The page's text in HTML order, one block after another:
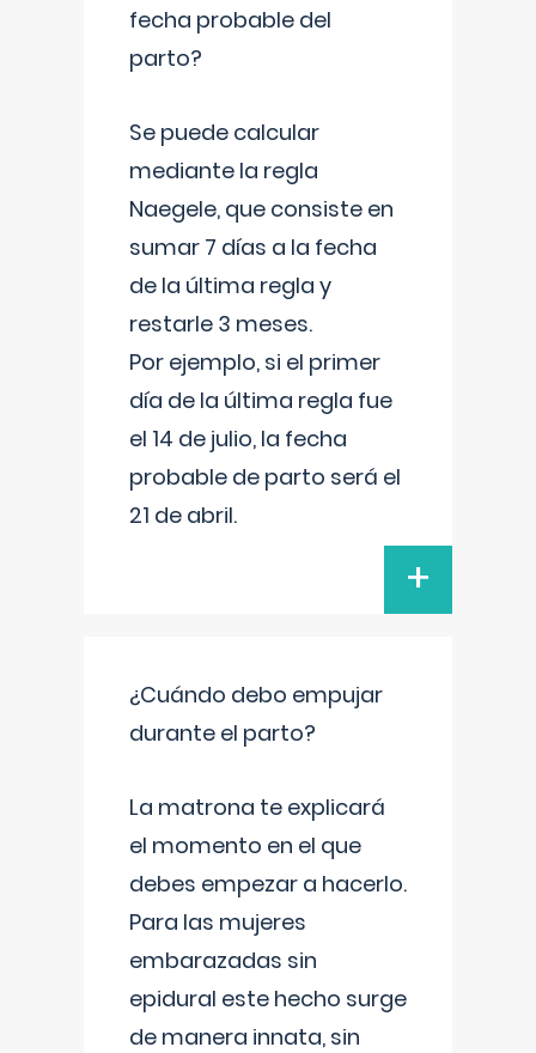
fecha probable del
parto?
Se puede calcular
mediante la regla
Naegele, que consiste en
sumar 7 días a la fecha
de la última regla y
restarle 3 meses.
Por ejemplo, si el primer
día de la última regla fue
el 14 de julio, la fecha
probable de parto será el
21 de abril.
+
¿Cuándo debo empujar
durante el parto?
La matrona te explicará
el momento en el que
debes empezar a hacerlo.
Para las mujeres
embarazadas sin
epidural este hecho surge
de manera innata, sin